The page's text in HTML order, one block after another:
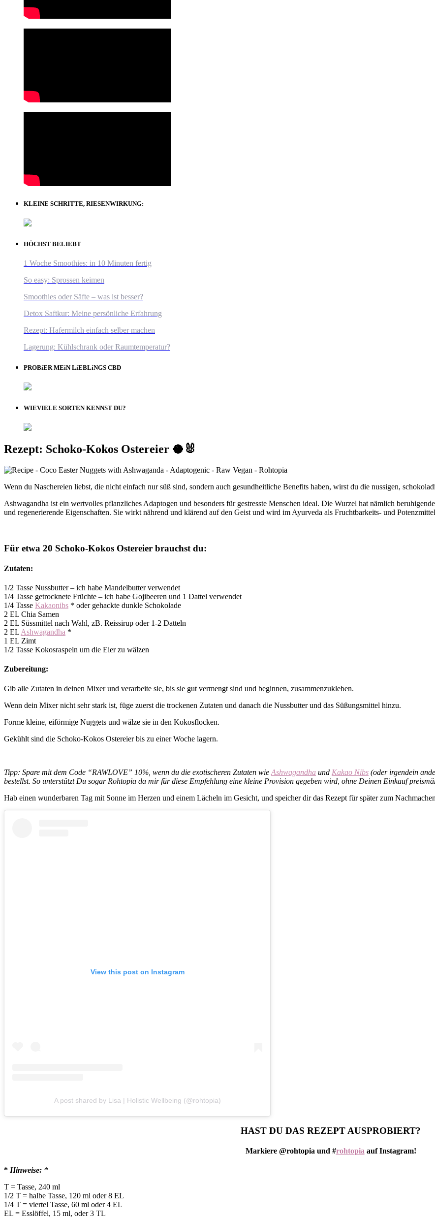
KLEINE SCHRITTE, RIESENWIRKUNG:
HÖCHST BELIEBT
1 Woche Smoothies: in 10 Minuten fertig
So easy: Sprossen keimen
Smoothies oder Säfte – was ist besser?
Detox Saftkur: Meine persönliche Erfahrung
Rezept: Hafermilch einfach selber machen
Lagerung: Kühlschrank oder Raumtemperatur?
PROBiER MEiN LiEBLiNGS CBD
WIEVIELE SORTEN KENNST DU?
Rezept: Schoko-Kokos Ostereier 🥥🐰
Wenn du Naschereien liebst, die nicht einfach nur süß sind, sondern auch gesundheitliche Benefits haben, wirst du die nussigen,
Ashwagandha ist ein wertvolles pflanzliches Adaptogen und besonders für gestresste Menschen ideal. Die Wurzel hat nämlich
und regenerierende Eigenschaften. Sie wirkt nährend und klärend auf den Geist und wird im Ayurveda als Fruchtbarkeits- und
Für etwa 20 Schoko-Kokos Ostereier brauchst du:
Zutaten:
1/2 Tasse Nussbutter – ich habe Mandelbutter verwendet
1/4 Tasse getrocknete Früchte – ich habe Gojibeeren und 1 Dattel verwendet
1/4 Tasse Kakaonibs * oder gehackte dunkle Schokolade
2 EL Chia Samen
2 EL Süssmittel nach Wahl, zB. Reissirup oder 1-2 Datteln
2 EL Ashwagandha *
1 EL Zimt
1/2 Tasse Kokosraspeln um die Eier zu wälzen
Zubereitung:
Gib alle Zutaten in deinen Mixer und verarbeite sie, bis sie gut vermengt sind und beginnen, zusammenzukleben.
Wenn dein Mixer nicht sehr stark ist, füge zuerst die trockenen Zutaten und danach die Nussbutter und das Süßungsmittel hinzu.
Forme kleine, eiförmige Nuggets und wälze sie in den Kokosflocken.
Gekühlt sind die Schoko-Kokos Ostereier bis zu einer Woche lagern.
Tipp: Spare mit dem Code “RAWLOVE” 10%, wenn du die exotischeren Zutaten wie Ashwagandha und Kakao Nibs (oder irgendein
bestellst. So unterstützt Du sogar Rohtopia da mir für diese Empfehlung eine kleine Provision gegeben wird, ohne Deinen Einkauf
Hab einen wunderbaren Tag mit Sonne im Herzen und einem Lächeln im Gesicht, und speicher dir das Rezept für später zum
View this post on Instagram
A post shared by Lisa | Holistic Wellbeing (@rohtopia)
HAST DU DAS REZEPT AUSPROBIERT?
Markiere @rohtopia und #rohtopia auf Instagram!
* Hinweise: *
T = Tasse, 240 ml
1/2 T = halbe Tasse, 120 ml oder 8 EL
1/4 T = viertel Tasse, 60 ml oder 4 EL
EL = Esslöffel, 15 ml, oder 3 TL